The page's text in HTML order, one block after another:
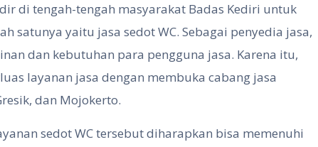
di tengah-tengah masyarakat Badas Kediri untuk
satunya yaitu jasa sedot WC. Sebagai penyedia jasa,
dan kebutuhan para pengguna jasa. Karena itu,
layanan jasa dengan membuka cabang jasa
dan Mojokerto.
sedot WC tersebut diharapkan bisa memenuhi